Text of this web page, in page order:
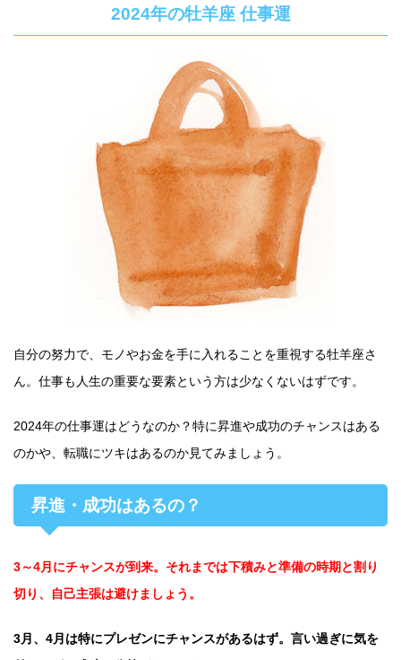
2024年の牡羊座 仕事運
自分の努力で、モノやお金を手に入れることを重視する牡羊座さ
ん。仕事も人生の重要な要素という方は少なくないはずです。
2024年の仕事運はどうなのか？特に昇進や成功のチャンスはある
のかや、転職にツキはあるのか見てみましょう。
昇進・成功はあるの？
3～4月にチャンスが到来。それまでは下積みと準備の時期と割り
切り、自己主張は避けましょう。
3月、4月は特にプレゼンにチャンスがあるはず。言い過ぎに気を